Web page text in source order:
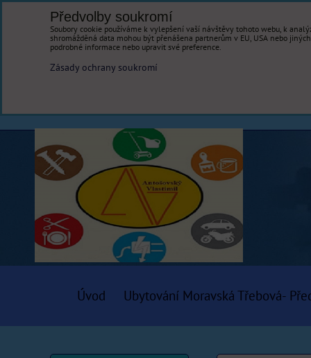
Úvod Ubytování Moravská Třebová-
Předvolby soukromí
Soubory cookie používáme k vylepšení vaší návštěvy tohoto webu, k
shromážděná data mohou být přenášena partnerům v EU, USA nebo
podrobné informace nebo upravit své preference.
Zásady ochrany soukromí